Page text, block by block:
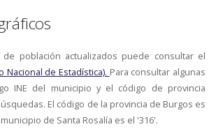
población actualizados puede consultar el
Nacional de Estadística). Para consultar algunas
INE del municipio y el código de provincia
El código de la provincia de Burgos es
de Santa Rosalía es el '316'.